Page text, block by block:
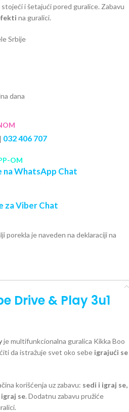
stojeći i šetajući pored guralice. Zabavu
na guralici.
Srbije
dana
| 032 406 707
OM
na WhatsApp Chat
za Viber Chat
porekla je naveden na deklaraciji na
Drive & Play 3u1
je multifunkcionalna guralica Kikka Boo
da istražuje svet oko sebe igrajući se
korišćenja uz zabavu: sedi i igraj se,
se. Dodatnu zabavu pružiće